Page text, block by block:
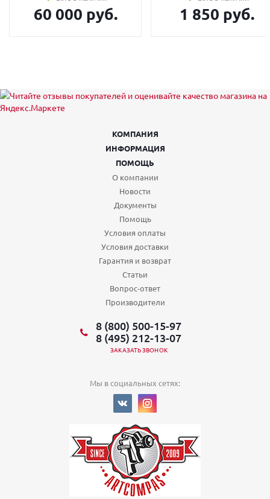
60 000 руб. 1 850 руб.
КОМПАНИЯ
ИНФОРМАЦИЯ
ПОМОЩЬ
О компании
Новости
Документы
Помощь
Условия оплаты
Условия доставки
Гарантия и возврат
Статьи
Вопрос-ответ
Производители
8 (800) 500-15-97
8 (495) 212-13-07
ЗАКАЗАТЬ ЗВОНОК
Мы в социальных сетях: